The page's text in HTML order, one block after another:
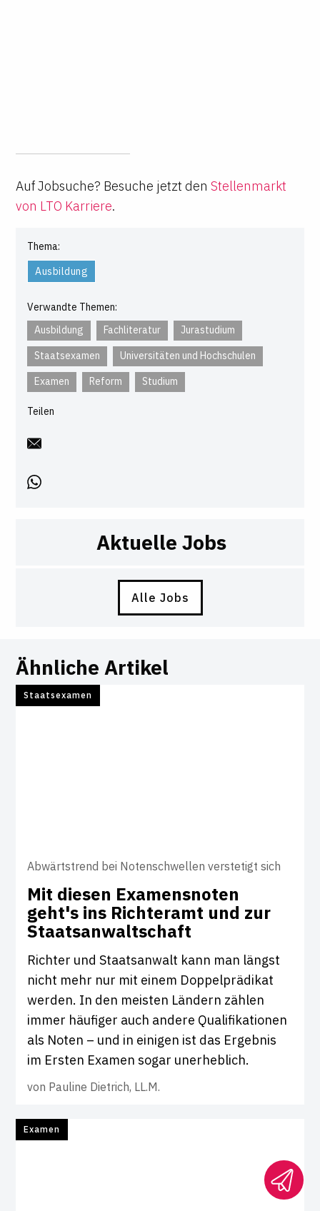
Auf Jobsuche? Besuche jetzt den Stellenmarkt
von LTO Karriere.
Thema:
Ausbildung
Verwandte Themen:
Ausbildung
Fachliteratur
Jurastudium
Staatsexamen
Universitäten und Hochschulen
Examen
Reform Studium
Teilen
Aktuelle Jobs
Alle Jobs
Ähnliche Artikel
Staatsexamen
Abwärtstrend bei Notenschwellen verstetigt sich
Mit diesen Exa­mens­noten
geht's ins Rich­teramt und zur
Staats­an­walt­schaft
Richter und Staatsanwalt kann man längst
nicht mehr nur mit einem Doppelprädikat
werden. In den meisten Ländern zählen
immer häufiger auch andere Qualifikationen
als Noten – und in einigen ist das Ergebnis
im Ersten Examen sogar unerheblich.
von Pauline Dietrich, LL.M.
Examen